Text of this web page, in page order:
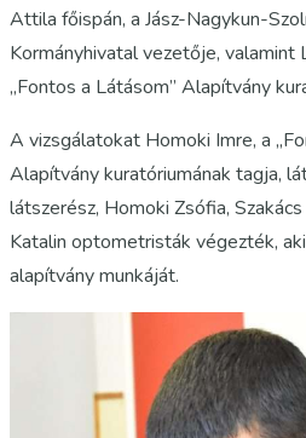
Attila főispán, a Jász-Nagykun-
Kormányhivatal vezetője, valamint
„Fontos a Látásom” Alapítvány
A vizsgálatokat Homoki Imre, a
Alapítvány kuratóriumának tagja,
látszerész, Homoki Zsófia,
Katalin optometristák végezték,
alapítvány munkáját.